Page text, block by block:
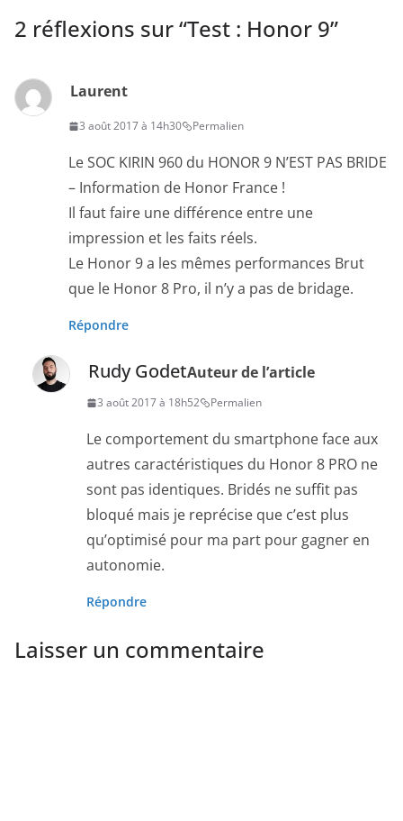
2 réflexions sur “Test : Honor 9”
Laurent
3 août 2017 à 14h30 Permalien
Le SOC KIRIN 960 du HONOR 9 N’EST PAS BRIDE
– Information de Honor France !
Il faut faire une différence entre une
impression et les faits réels.
Le Honor 9 a les mêmes performances Brut
que le Honor 8 Pro, il n’y a pas de bridage.
Répondre
Rudy GodetAuteur de l’article
3 août 2017 à 18h52 Permalien
Le comportement du smartphone face aux
autres caractéristiques du Honor 8 PRO ne
sont pas identiques. Bridés ne suffit pas
bloqué mais je reprécise que c’est plus
qu’optimisé pour ma part pour gagner en
autonomie.
Répondre
Laisser un commentaire